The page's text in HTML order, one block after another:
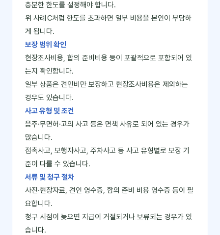
충분한 한도를 설정해야 합니다.
위 사례 C처럼 한도를 초과하면 일부 비용을 본인이 부담하
게 됩니다.
보장 범위 확인
현장조사비용, 합의 준비비용 등이 포괄적으로 포함되어 있
는지 확인합니다.
일부 상품은 견인비만 보장하고 현장조사비용은 제외하는
경우도 있습니다.
사고 유형 및 조건
음주·무면허·고의 사고 등은 면책 사유로 되어 있는 경우가
많습니다.
접촉사고, 보행자사고, 주차사고 등 사고 유형별로 보장 기
준이 다를 수 있습니다.
서류 및 청구 절차
사진·현장자료, 견인 영수증, 합의 준비 비용 영수증 등이 필
요합니다.
청구 시점이 늦으면 지급이 거절되거나 보류되는 경우가 있
습니다.